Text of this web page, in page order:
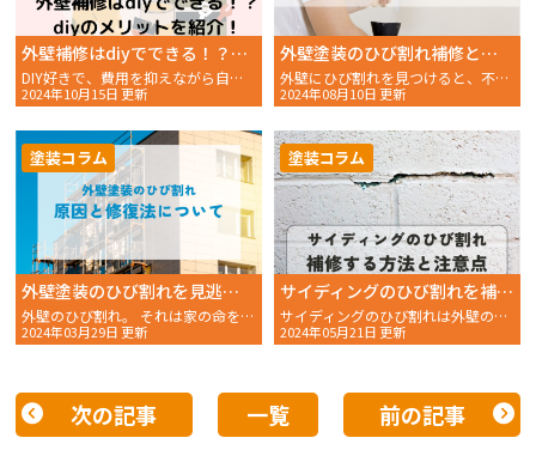
外壁補修はdiyでできる！？diyのメリットを紹介！
DIY好きで、費用を抑えながら自分だけの理想の外壁を実現し
2024年10月15日 更新
外壁塗装のひび割れ補修とは？原因と対処法を解説
外壁にひび割れを見つけると、不安になりますよね。小さなひび
2024年08月10日 更新
外壁塗装のひび割れを見逃さないように！原因と効果的な修復法をご紹介！
外壁のひび割れ。 それは家の命を左右するサインかもし
2024年03月29日 更新
塗装コラム
サイディングのひび割れを補修する方法！注意点も解説
サイディングのひび割れは外壁の見た目だけでなく、建物の保
2024年05月21日 更新
塗装コラム
次の記事 一覧 前の記事